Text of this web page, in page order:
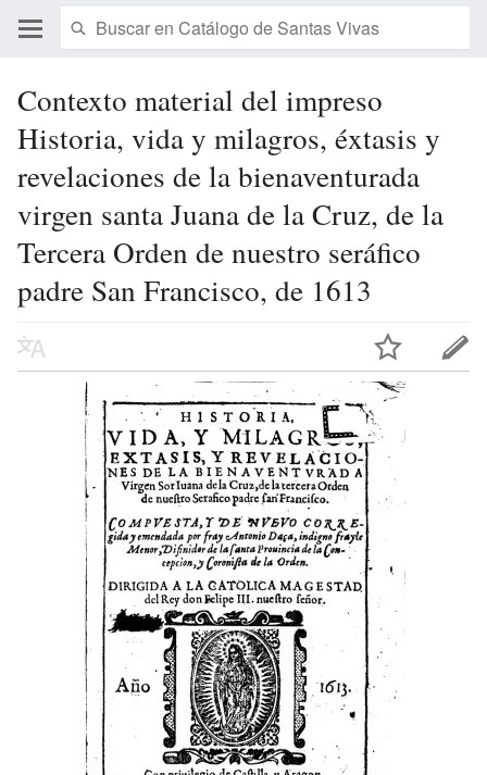
Contexto material del impreso
Historia, vida y milagros, éxtasis y
revelaciones de la bienaventurada
virgen santa Juana de la Cruz, de la
Tercera Orden de nuestro seráfico
padre San Francisco, de 1613